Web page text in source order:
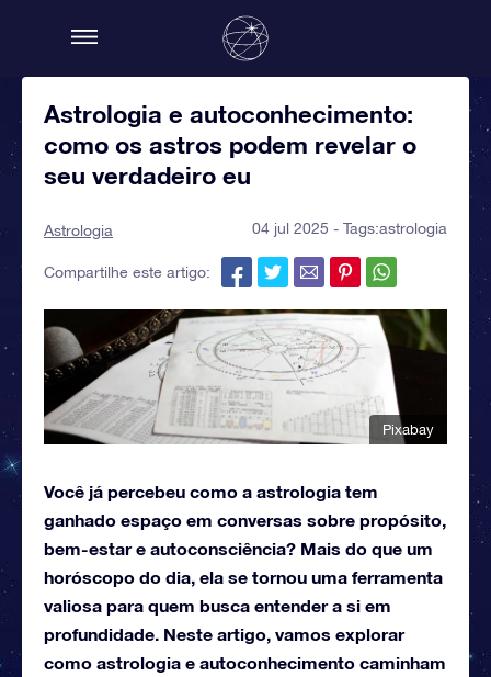
Astrologia e autoconhecimento:
como os astros podem revelar o
seu verdadeiro eu
Astrologia 04 jul 2025 - Tags:astrologia
Compartilhe este artigo:
Pixabay
Você já percebeu como a astrologia tem
ganhado espaço em conversas sobre propósito,
bem-estar e autoconsciência? Mais do que um
horóscopo do dia, ela se tornou uma ferramenta
valiosa para quem busca entender a si em
profundidade. Neste artigo, vamos explorar
como astrologia e autoconhecimento caminham